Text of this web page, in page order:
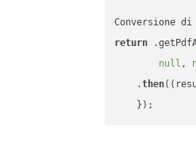
Conversione di
return
null ,
    .
then(